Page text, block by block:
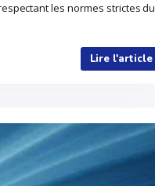
les normes strictes du
Lire l'article